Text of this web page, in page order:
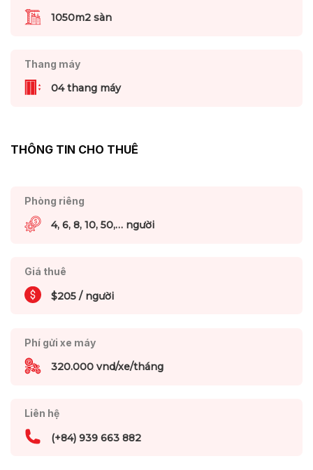
1050m2 sàn
Thang máy
04 thang máy
THÔNG TIN CHO THUÊ
Phòng riêng
4, 6, 8, 10, 50,… người
Giá thuê
$205 / người
Phí gửi xe máy
320.000 vnd/xe/tháng
Liên hệ
(+84) 939 663 882